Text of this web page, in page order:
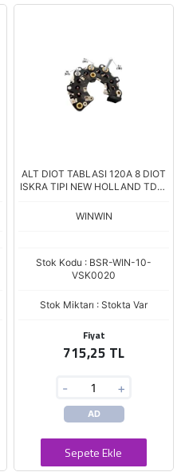
ALT DIOT TABLASI 120A 8 DIOT
ISKRA TIPI NEW HOLLAND TD65
KAPASITORLU RK-01
WINWIN
Stok Kodu : BSR-WIN-10-
VSK0020
Stok Miktarı : Stokta Var
Fiyat
715,25 TL
- +
AD
Sepete Ekle